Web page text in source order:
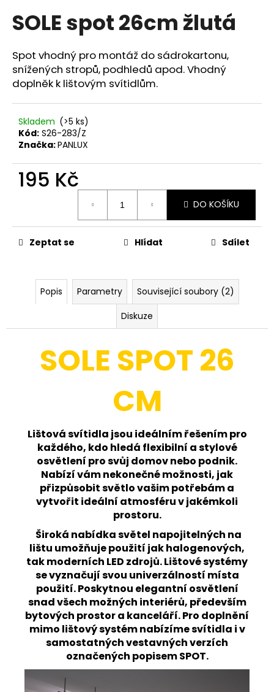
produktu
je
z
5
hvězdiček.
SOLE spot 26cm žlutá
Spot vhodný pro montáž do sádrokartonu,
snížených stropů, podhledů apod. Vhodný
doplněk k lištovým svítidlům.
Skladem (>5 ks)
Kód: S26-283/Z
Značka:PANLUX
195 Kč
DO KOŠÍKU
Zeptat se Hlídat Sdílet
Popis Parametry
Související soubory (2)
Diskuze
SOLE SPOT 26
CM
Lištová svítidla jsou ideálním řešením pro
každého, kdo hledá flexibilní a stylové
osvětlení pro svůj domov nebo podnik.
Nabízí vám nekonečné možnosti, jak
přizpůsobit světlo vašim potřebám a
vytvořit ideální atmosféru v jakémkoli
prostoru.
Široká nabídka světel napojitelných na
lištu umožňuje použití jak halogenových,
tak moderních LED zdrojů. Lištové systémy
se vyznačují svou univerzálností místa
použití. Poskytnou elegantní osvětlení
snad všech možných interiérů, především
bytových prostor a kanceláří. Pro doplnění
mimo lištový systém nabízíme svítidla i v
samostatných vestavných verzích
označených popisem SPOT.
a
j
í
t
?
p
o
m
15W